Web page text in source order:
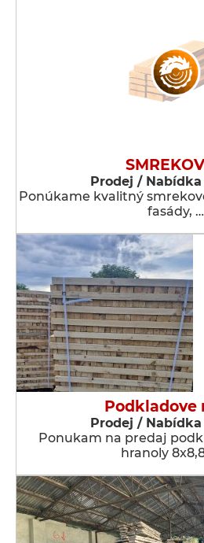
Prodej / Nabídka
Ponúkame kvalitný
fasády, …
Podkladove
Prodej / Nabídka
Ponukam na predaj
hranoly